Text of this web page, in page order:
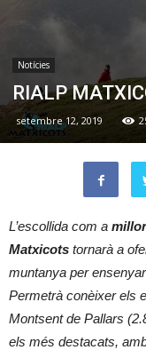
Notícies
RIALP
setembre 12, 2019
L’escollida com a
Matxicots tornarà a
muntanya per
Permetrà conèixer els
Montsent de Pallars
els més destacats,